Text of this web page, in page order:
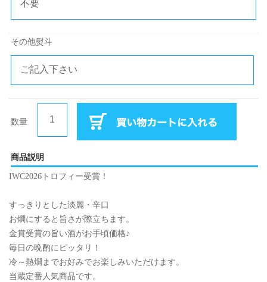
その他熨斗
数量
商品説明
IWC2026トロフィー受賞！
すっきりとした淡麗・辛口
お燗にすると旨さが際立ちます。
金賞受賞の旨い酒がお手頃価格♪
毎日の晩酌にピッタリ！
冷～熱燗までお好みでお楽しみいただけます。
当蔵定番人気商品です。